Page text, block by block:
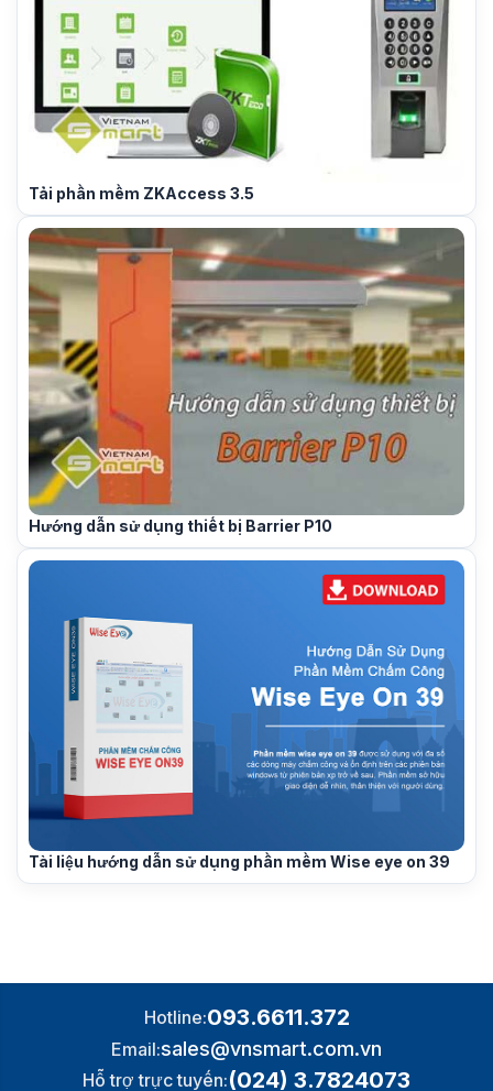
Tải phần mềm ZKAccess 3.5
Hướng dẫn sử dụng thiết bị Barrier P10
Tài liệu hướng dẫn sử dụng phần mềm Wise eye on 39
Hotline:093.6611.372
Email:sales@vnsmart.com.vn
Hỗ trợ trực tuyến:(024) 3.7824073